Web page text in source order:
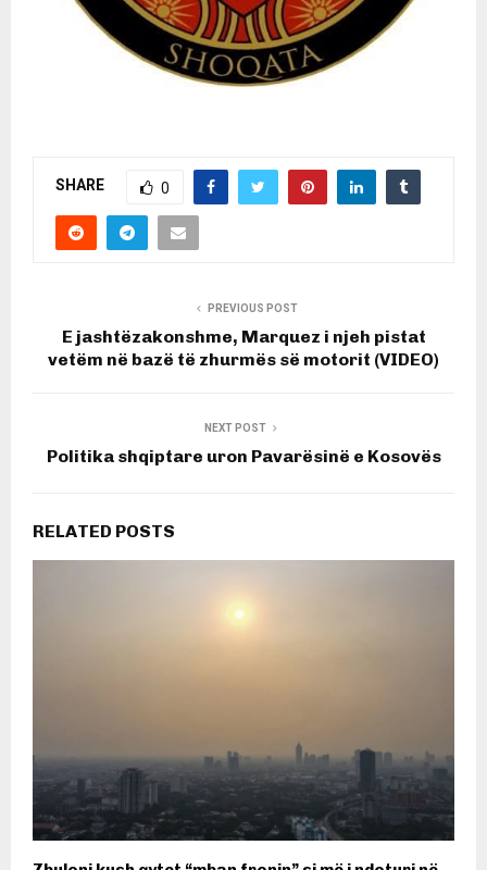
SHARE 0
PREVIOUS POST
E jashtëzakonshme, Marquez i njeh pistat
vetëm në bazë të zhurmës së motorit (VIDEO)
NEXT POST
Politika shqiptare uron Pavarësinë e Kosovës
RELATED POSTS